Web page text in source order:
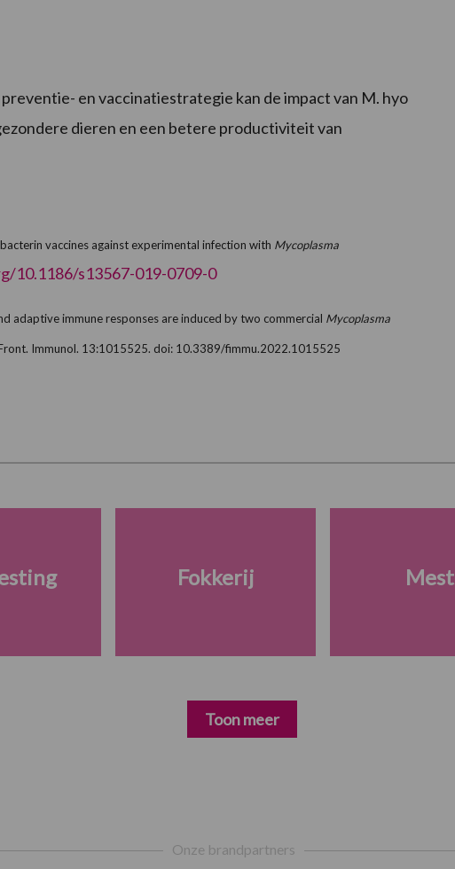
en vaccinatiestrategie kan de impact van M. hyo
dieren en een betere productiviteit van
vaccines against experimental infection with Mycoplasma
10.1186/s13567-019-0709-0
adaptive immune responses are induced by two commercial Mycoplasma
Immunol. 13:1015525. doi: 10.3389/fimmu.2022.1015525
Fokkerij Mest
Toon meer
Onze brandpartners